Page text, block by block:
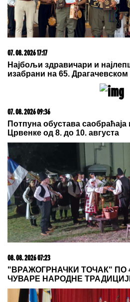
PAKLENI UDAR NA KIJEV!
srcu ukrajinske vojne industrije:
"Flamingo" i skladište goriva
REGISTRUJ SE UZ PROMO
1500 BESPLATNIH SPINOVA